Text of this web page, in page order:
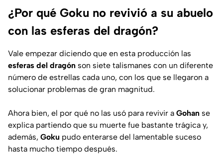
¿Por qué Goku no revivió a su abuelo
con las esferas del dragón?
Vale empezar diciendo que en esta producción las
esferas del dragón son siete talismanes con un diferente
número de estrellas cada uno, con los que se llegaron a
solucionar problemas de gran magnitud.
Ahora bien, el por qué no las usó para revivir a Gohan se
explica partiendo que su muerte fue bastante trágica y,
además, Goku pudo enterarse del lamentable suceso
hasta mucho tiempo después.